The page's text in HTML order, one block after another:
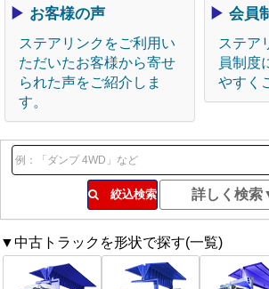
▶ お客様の声
ステアリンクをご利用い
ただいたお客様から寄せ
られた声をご紹介しま
す。
▶ 会員
ステア
員制度
やすく
絞込検索
▼中古トラックを形状で探す(一覧)